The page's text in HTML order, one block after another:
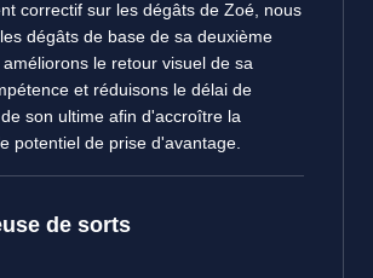
correctif sur les dégâts de Zoé, nous
dégâts de base de sa deuxième
le retour visuel de sa
et réduisons le délai de
son ultime afin d'accroître la
potentiel de prise d'avantage.
de sorts